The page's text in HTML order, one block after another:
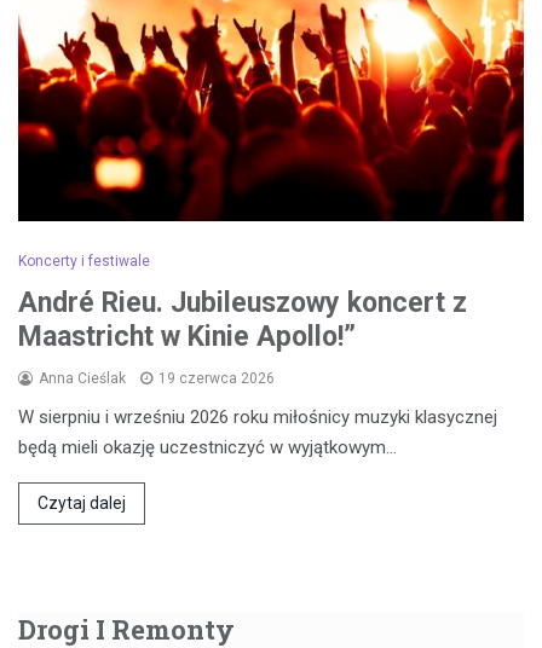
Koncerty i festiwale
André Rieu. Jubileuszowy koncert z
Maastricht w Kinie Apollo!”
Anna Cieślak 19 czerwca 2026
W sierpniu i wrześniu 2026 roku miłośnicy muzyki klasycznej
będą mieli okazję uczestniczyć w wyjątkowym…
Czytaj dalej
Drogi I Remonty